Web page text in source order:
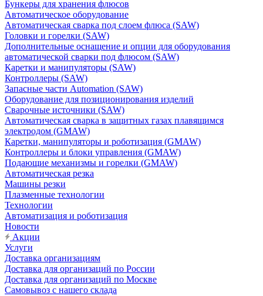
Бункеры для хранения флюсов
Автоматическое оборудование
Автоматическая сварка под слоем флюса (SAW)
Головки и горелки (SAW)
Дополнительные оснащение и опции для оборудования
автоматической сварки под флюсом (SAW)
Каретки и манипуляторы (SAW)
Контроллеры (SAW)
Запасные части Automation (SAW)
Оборудование для позиционирования изделий
Сварочные источники (SAW)
Автоматическая сварка в защитных газах плавящимся
электродом (GMAW)
Каретки, манипуляторы и роботизация (GMAW)
Контроллеры и блоки управления (GMAW)
Подающие механизмы и горелки (GMAW)
Автоматическая резка
Машины резки
Плазменные технологии
Технологии
Автоматизация и роботизация
Новости
Акции
Услуги
Доставка организациям
Доставка для организаций по России
Доставка для организаций по Москве
Самовывоз с нашего склада